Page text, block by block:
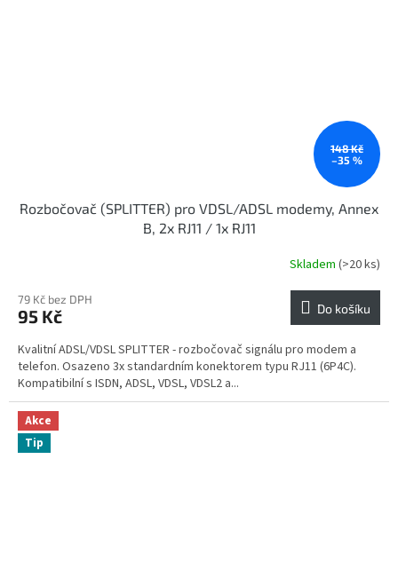
148 Kč
–35 %
Rozbočovač (SPLITTER) pro VDSL/ADSL modemy, Annex
B, 2x RJ11 / 1x RJ11
Skladem (>20 ks)
79 Kč bez DPH
95 Kč Do košíku
Kvalitní ADSL/VDSL SPLITTER - rozbočovač signálu pro modem a
telefon. Osazeno 3x standardním konektorem typu RJ11 (6P4C).
Kompatibilní s ISDN, ADSL, VDSL, VDSL2 a...
Akce
Tip